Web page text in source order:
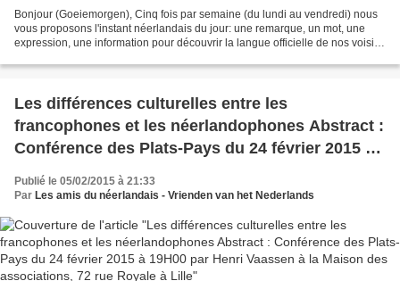
Bonjour (Goeiemorgen), Cinq fois par semaine (du lundi au vendredi) nous
vous proposons l'instant néerlandais du jour: une remarque, un mot, une
expression, une information pour découvrir la langue officielle de nos voisins
Les différences culturelles entre les
francophones et les néerlandophones Abstract :
Conférence des Plats-Pays du 24 février 2015 à
associations, 72 rue Royale à Lille
Publié le 05/02/2015 à 21:33
Par Les amis du néerlandais - Vrienden van het Nederlands